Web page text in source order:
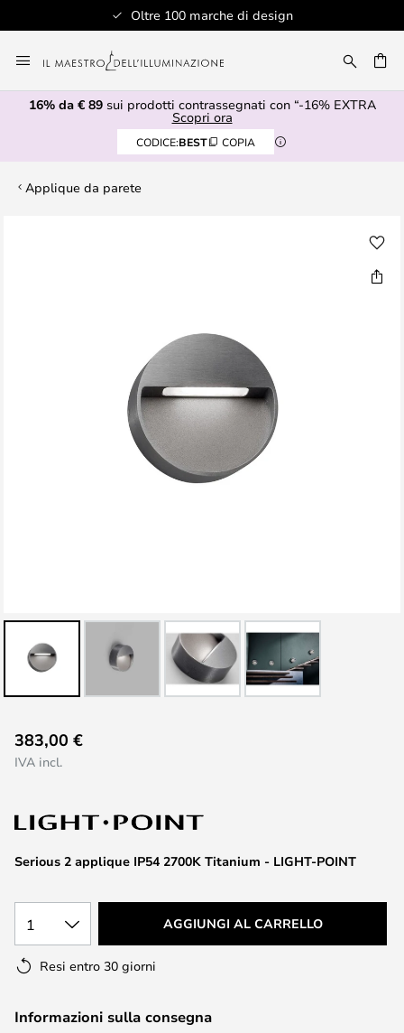
Oltre 100 marche di design
al
contenuto
16% da € 89sui prodotti contrassegnati con “-16% EXTRA
Scopri ora
CODICE:BEST COPIA
Applique da parete
all'inizio
della
di
immagini
Serious 2 applique IP54 2700K Titanium - LIGHT-POINT
383,00 €
IVA incl.
1 AGGIUNGI AL CARRELLO
Resi entro 30 giorni
Informazioni sulla consegna